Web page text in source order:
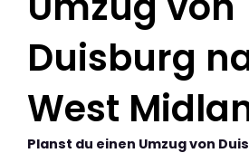
Duisburg
West
Planst du einen Umzug von